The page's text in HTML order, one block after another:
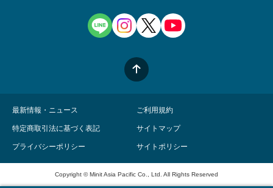
最新情報・ニュース ご利用規約
特定商取引法に基づく表記 サイトマップ
プライバシーポリシー サイトポリシー
Copyright © Minit Asia Pacific Co., Ltd. All Rights Reserved